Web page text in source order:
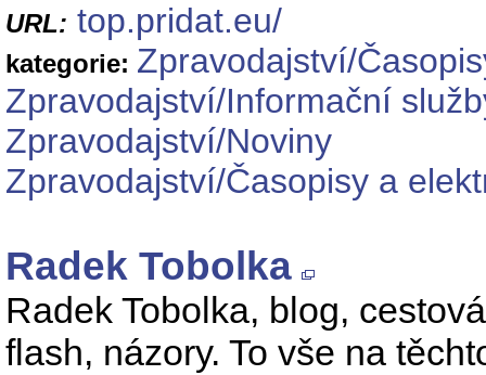
URL: top.pridat.eu/
kategorie: Zpravodajství/
Zpravodajství/Informační
Zpravodajství/Noviny
Zpravodajství/Časopisy a
Radek Tobolka
Radek Tobolka, blog,
flash, názory. To vše na